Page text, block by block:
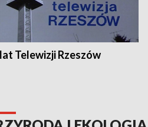
Telewizji Rzeszów